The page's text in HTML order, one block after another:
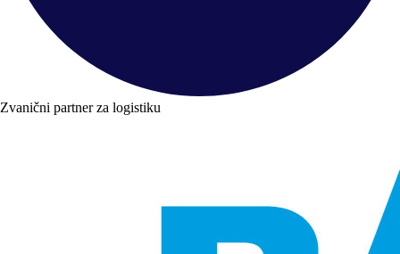
Zvanični partner za logistiku